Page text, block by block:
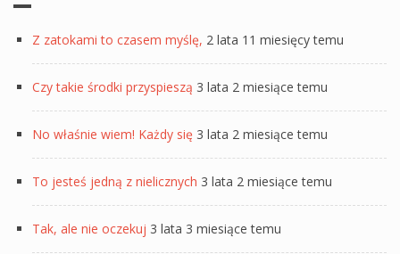
Z zatokami to czasem myślę, 2 lata 11 miesięcy temu
Czy takie środki przyspieszą 3 lata 2 miesiące temu
No właśnie wiem! Każdy się 3 lata 2 miesiące temu
To jesteś jedną z nielicznych 3 lata 2 miesiące temu
Tak, ale nie oczekuj 3 lata 3 miesiące temu